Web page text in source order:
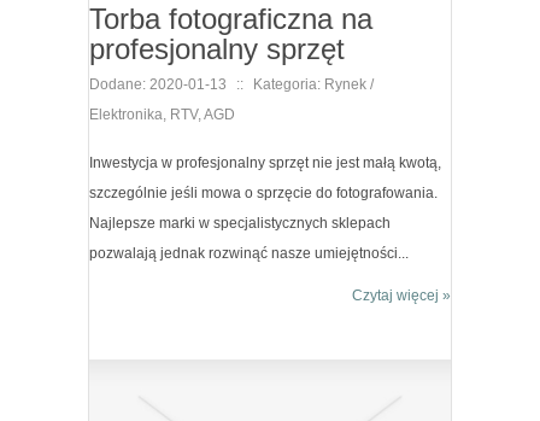
Torba fotograficzna na
profesjonalny sprzęt
Dodane: 2020-01-13 ::
Kategoria: Rynek /
Elektronika, RTV, AGD
Inwestycja w profesjonalny sprzęt nie jest małą kwotą,
szczególnie jeśli mowa o sprzęcie do fotografowania.
Najlepsze marki w specjalistycznych sklepach
pozwalają jednak rozwinąć nasze umiejętności...
Czytaj więcej »